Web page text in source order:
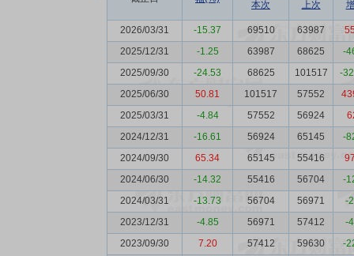
本次 上次
2026/03/31 -15.37 69510 63987
2025/12/31
-1.25 63987 68625
-
2025/09/30
-24.53 68625 101517
-
2025/06/30
50.81 101517 57552
2025/03/31
-4.84 57552 56924
2024/12/31
-16.61 56924 65145
-
2024/09/30
65.34 65145 55416
2024/06/30
-14.32 55416 56704
-
2024/03/31
-13.73 56704 56971
-
2023/12/31
-4.85 56971 57412
-
2023/09/30
7.20 57412 59630
-